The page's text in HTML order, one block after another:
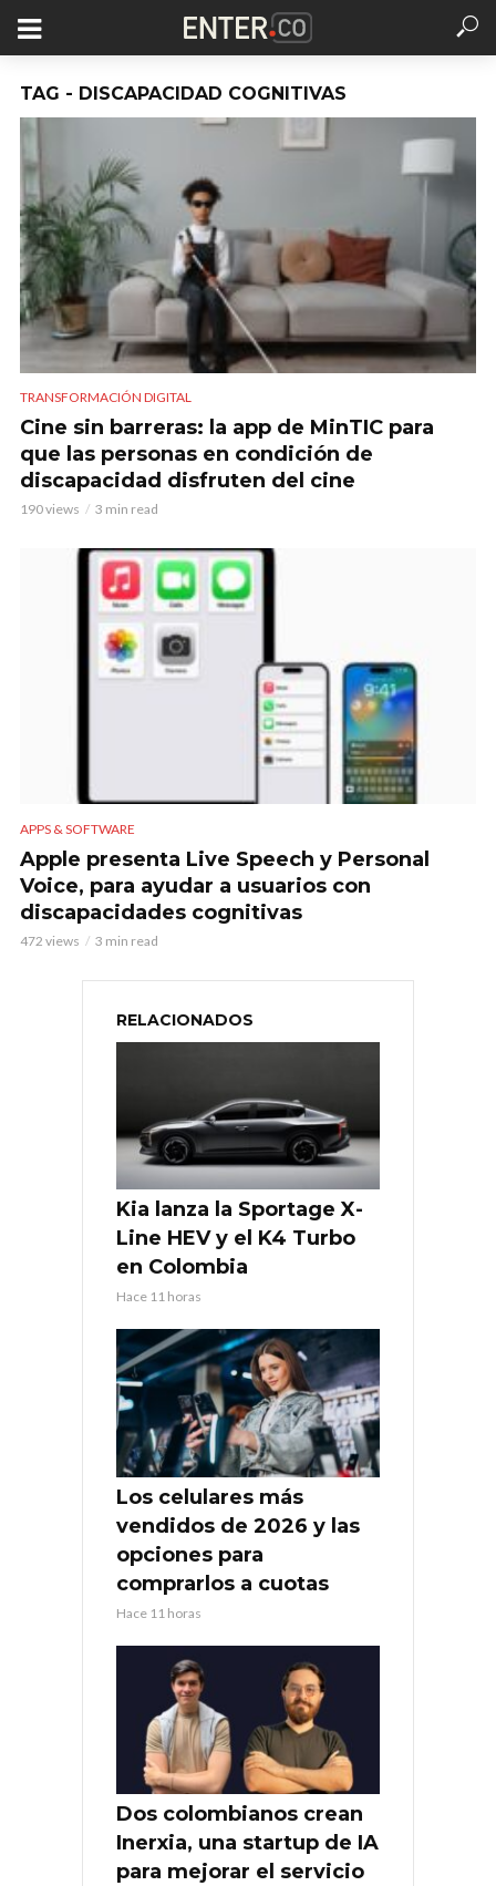
TAG - DISCAPACIDAD COGNITIVAS
TRANSFORMACIÓN DIGITAL
Cine sin barreras: la app de MinTIC para
que las personas en condición de
discapacidad disfruten del cine
190 views 3 min read
APPS & SOFTWARE
Apple presenta Live Speech y Personal
Voice, para ayudar a usuarios con
discapacidades cognitivas
472 views 3 min read
RELACIONADOS
Kia lanza la Sportage X-
Line HEV y el K4 Turbo
en Colombia
Hace 11 horas
Los celulares más
vendidos de 2026 y las
opciones para
comprarlos a cuotas
Hace 11 horas
Dos colombianos crean
Inerxia, una startup de IA
para mejorar el servicio